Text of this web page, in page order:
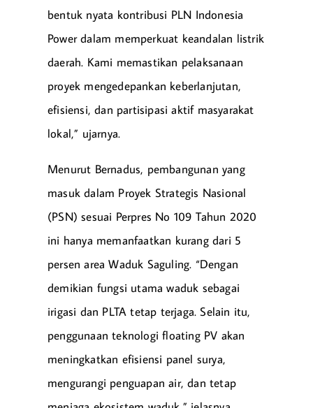
bentuk nyata kontribusi PLN Indonesia
Power dalam memperkuat keandalan listrik
daerah. Kami memastikan pelaksanaan
proyek mengedepankan keberlanjutan,
efisiensi, dan partisipasi aktif masyarakat
lokal,” ujarnya.
Menurut Bernadus, pembangunan yang
masuk dalam Proyek Strategis Nasional
(PSN) sesuai Perpres No 109 Tahun 2020
ini hanya memanfaatkan kurang dari 5
persen area Waduk Saguling. “Dengan
demikian fungsi utama waduk sebagai
irigasi dan PLTA tetap terjaga. Selain itu,
penggunaan teknologi floating PV akan
meningkatkan efisiensi panel surya,
mengurangi penguapan air, dan tetap